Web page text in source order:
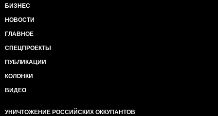
БИЗНЕС
НОВОСТИ
ГЛАВНОЕ
СПЕЦПРОЕКТЫ
ПУБЛИКАЦИИ
КОЛОНКИ
ВИДЕО
УНИЧТОЖЕНИЕ РОССИЙСКИХ ОККУПАНТОВ